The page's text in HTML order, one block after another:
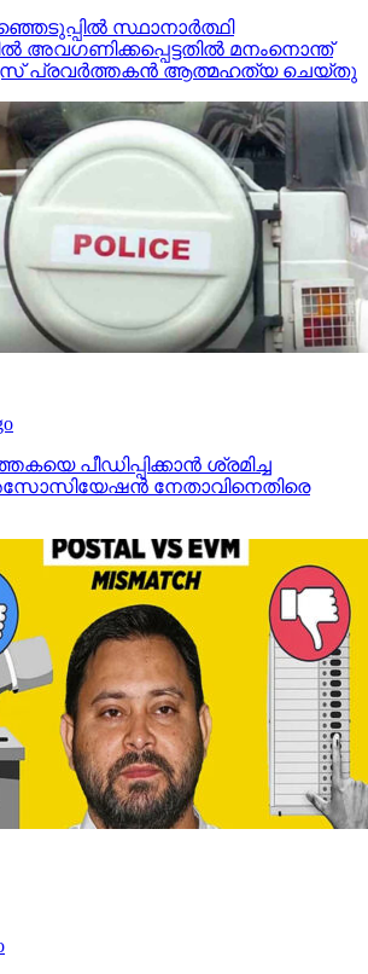
സ്ഥാനാര്‍ത്ഥി
അവഗണിക്കപ്പെട്ടതില്‍ മനംനൊന്ത്
പ്രവര്‍ത്തകന്‍ ആത്മഹത്യ ചെയ്തു
പീഡിപ്പിക്കാന്‍ ശ്രമിച്ച
നേതാവിനെതിരെ